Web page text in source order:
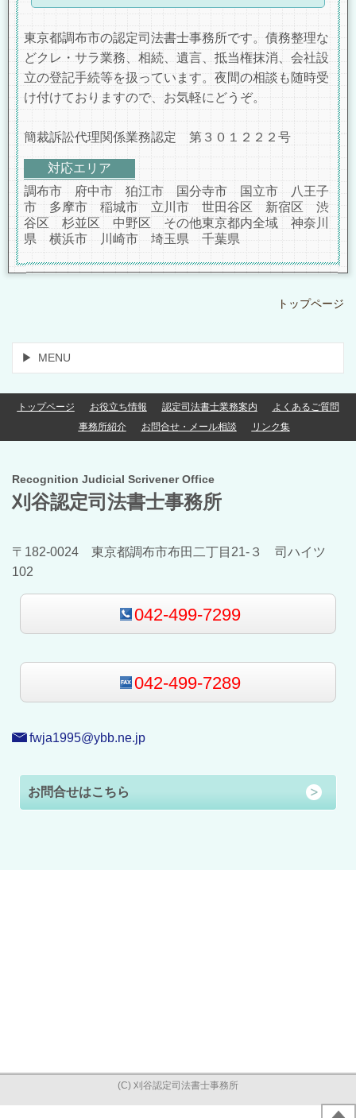
東京都調布市の認定司法書士事務所です。債務整理な
どクレ・サラ業務、相続、遺言、抵当権抹消、会社設
立の登記手続等を扱っています。夜間の相談も随時受
け付けておりますので、お気軽にどうぞ。
簡裁訴訟代理関係業務認定 第３０１２２２号
対応エリア
調布市 府中市 狛江市 国分寺市 国立市 八王子
市 多摩市 稲城市 立川市 世田谷区 新宿区 渋
谷区 杉並区 中野区 その他東京都内全域 神奈川
県 横浜市 川崎市 埼玉県 千葉県
トップページ
MENU
トップページ お役立ち情報 認定司法書士業務案内
よくあるご質問
事務所紹介
お問合せ・メール相談 リンク集
Recognition Judicial Scrivener Office
刈谷認定司法書士事務所
〒182-0024 東京都調布市布田二丁目21-３ 司ハイツ
102
042-499-7299
042-499-7289
fwja1995@ybb.ne.jp
お問合せはこちら
(C) 刈谷認定司法書士事務所